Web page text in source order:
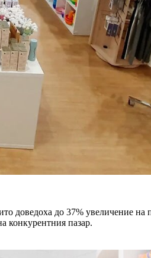
доведоха до 37% увеличение на
конкурентния пазар.